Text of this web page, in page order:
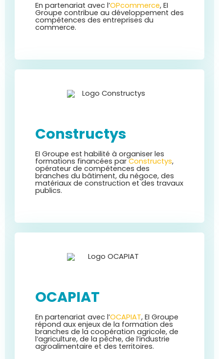
En partenariat avec l’OPcommerce, EI
Groupe contribue au développement des
compétences des entreprises du
commerce.
Constructys
EI Groupe est habilité à organiser les
formations financées parConstructys,
opérateur de compétences des
branches du bâtiment, du négoce, des
matériaux de construction et des travaux
publics.
OCAPIAT
En partenariat avec l’OCAPIAT, EI Groupe
répond aux enjeux de la formation des
branches de la coopération agricole, de
l’agriculture, de la pêche, de l’industrie
agroalimentaire et des territoires.